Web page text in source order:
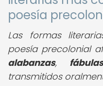
poesía
Las formas
poesía precolonial
alabanzas, fábulas
transmitidos